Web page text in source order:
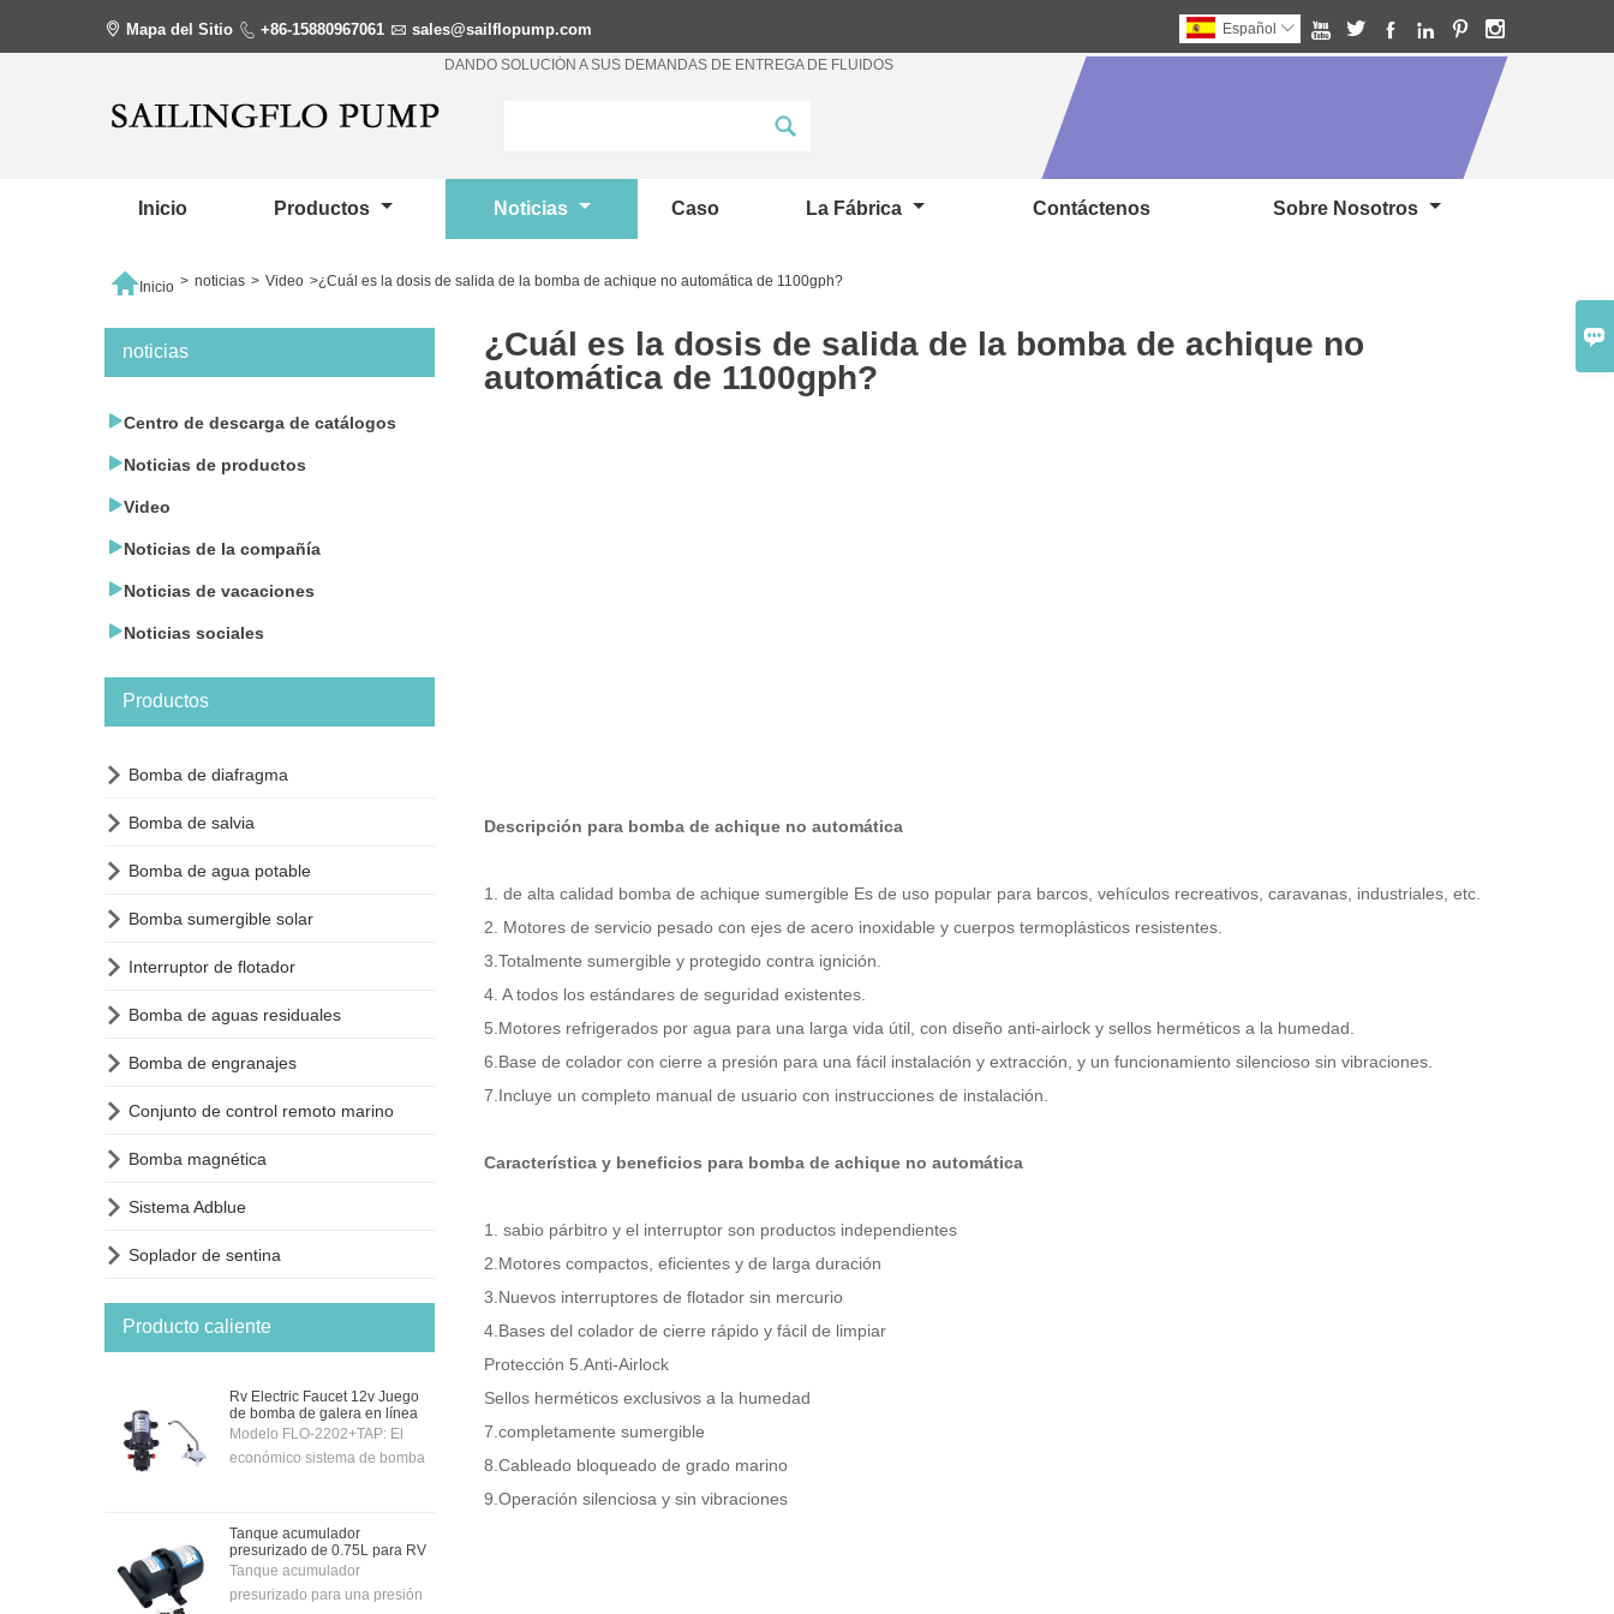

     
Español 
 Mapa del Sitio  +86-15880967061  sales@sailflopump.com
DANDO SOLUCIÓN A SUS DEMANDAS DE ENTREGA DE FLUIDOS
Inicio Productos Noticias Caso La Fábrica Contáctenos Sobre Nosotros
 Inicio > noticias > Video >¿Cuál es la dosis de salida de la bomba de achique no automática de 1100gph?
¿Cuál es la dosis de salida de la bomba de achique no
automática de 1100gph?
Descripción para bomba de achique no automática
1. de alta calidad bomba de achique sumergible Es de uso popular para barcos, vehículos recreativos, caravanas, industriales, etc.
2. Motores de servicio pesado con ejes de acero inoxidable y cuerpos termoplásticos resistentes.
3.Totalmente sumergible y protegido contra ignición.
4. A todos los estándares de seguridad existentes.
5.Motores refrigerados por agua para una larga vida útil, con diseño anti-airlock y sellos herméticos a la humedad.
6.Base de colador con cierre a presión para una fácil instalación y extracción, y un funcionamiento silencioso sin vibraciones.
7.Incluye un completo manual de usuario con instrucciones de instalación.
Característica y beneficios para bomba de achique no automática
1. sabio párbitroy el interruptor son productos independientes
2.Motores compactos, eficientes y de larga duración
3.Nuevos interruptores de flotador sin mercurio
4.Bases del colador de cierre rápido y fácil de limpiar
Protección 5.Anti-Airlock
Sellos herméticos exclusivos a la humedad
7.completamente sumergible
8.Cableado bloqueado de grado marino
9.Operación silenciosa y sin vibraciones
noticias
Centro de descarga de catálogos
Noticias de productos
Video
Noticias de la compañía
Noticias de vacaciones
Noticias sociales
Productos
 Bomba de diafragma
 Bomba de salvia
 Bomba de agua potable
 Bomba sumergible solar
 Interruptor de flotador
 Bomba de aguas residuales
 Bomba de engranajes
 Conjunto de control remoto marino
 Bomba magnética
 Sistema Adblue
 Soplador de sentina
Producto caliente
Rv Electric Faucet 12v Juego
de bomba de galera en línea
Modelo FLO-2202+TAP: El
económico sistema de bomba
bomba eléctricos cromados de
12 voltios, por lo que la bomba
se puede activar
automáticamente con el
Tanque acumulador
presurizado de 0.75L para RV
Tanque acumulador
presurizado para una presión